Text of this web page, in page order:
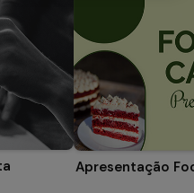
Apresentação